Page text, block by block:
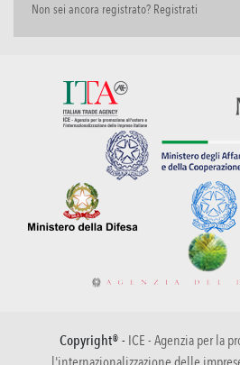
Non sei ancora registrato? Registrati
Copyright® - ICE - Agenzia per la